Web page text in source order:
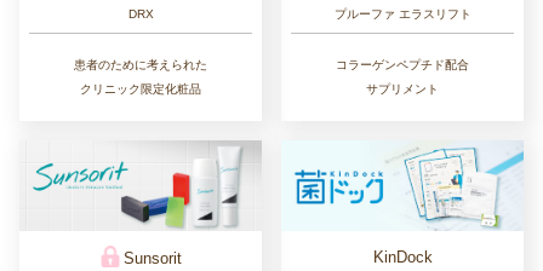
DRX
患者のために考えられた
クリニック限定化粧品
プルーファ エラスリフト
コラーゲンペプチド配合
サプリメント
Sunsorit KinDock